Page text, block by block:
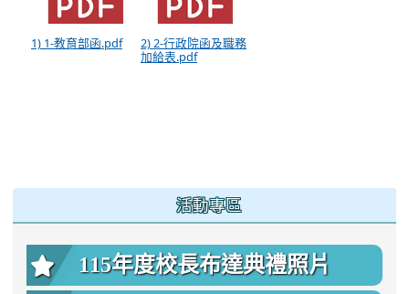
1) 1-教育部函.pdf
2) 2-行政院函及職務
加給表.pdf
活動專區
115年度校長布達典禮照片